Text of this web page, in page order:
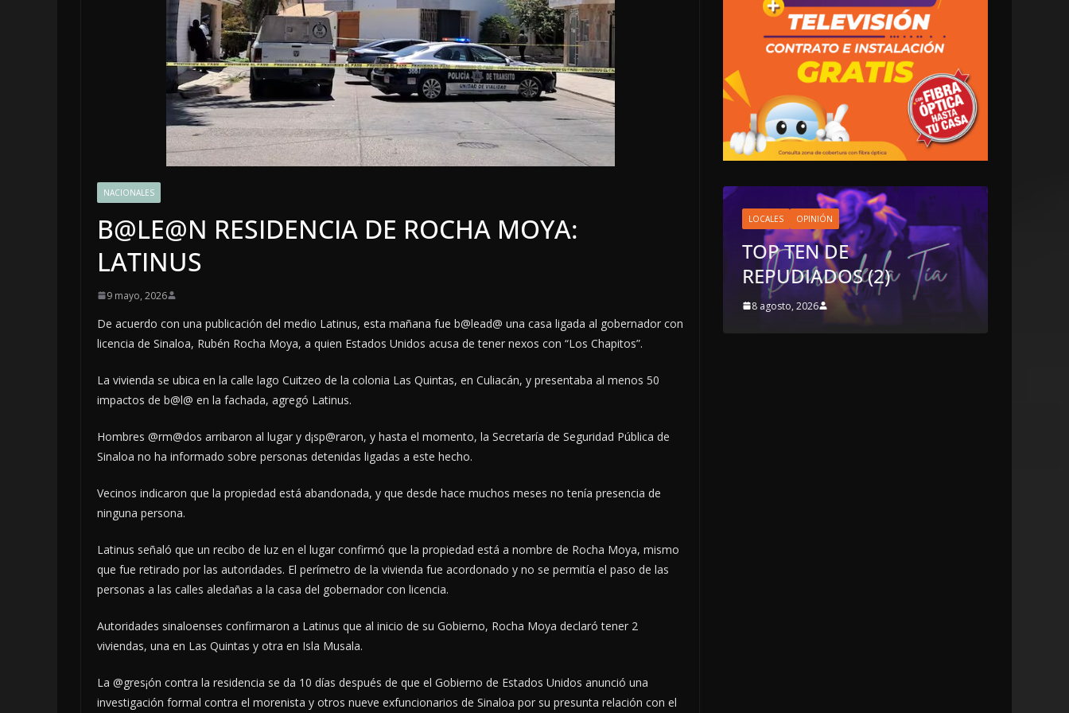
NACIONALES
B@LE@N RESIDENCIA DE ROCHA MOYA:
LATINUS
9 mayo, 2026
De acuerdo con una publicación del medio Latinus, esta mañana fue b@lead@ una casa ligada al gobernador con
licencia de Sinaloa, Rubén Rocha Moya, a quien Estados Unidos acusa de tener nexos con “Los Chapitos”.
La vivienda se ubica en la calle lago Cuitzeo de la colonia Las Quintas, en Culiacán, y presentaba al menos 50
impactos de b@l@ en la fachada, agregó Latinus.
Hombres @rm@dos arribaron al lugar y d¡sp@raron, y hasta el momento, la Secretaría de Seguridad Pública de
Sinaloa no ha informado sobre personas detenidas ligadas a este hecho.
Vecinos indicaron que la propiedad está abandonada, y que desde hace muchos meses no tenía presencia de
ninguna persona.
Latinus señaló que un recibo de luz en el lugar confirmó que la propiedad está a nombre de Rocha Moya, mismo
que fue retirado por las autoridades. El perímetro de la vivienda fue acordonado y no se permitía el paso de las
personas a las calles aledañas a la casa del gobernador con licencia.
Autoridades sinaloenses confirmaron a Latinus que al inicio de su Gobierno, Rocha Moya declaró tener 2
viviendas, una en Las Quintas y otra en Isla Musala.
La @gres¡ón contra la residencia se da 10 días después de que el Gobierno de Estados Unidos anunció una
investigación formal contra el morenista y otros nueve exfuncionarios de Sinaloa por su presunta relación con el
EN LAS TRIPAS DEL
LOCALES
NACIONALES OPINIÓN
“NO VIVIMOS BUENOS
TIEMPOS PARA LA
LIBERTAD DE EXPRESIÓN
DEMOCRACIA EN
MÉXICO”: LUIS
CÁRDENAS; SE DESPIDIÓ
DE MVS
8 agosto, 2026